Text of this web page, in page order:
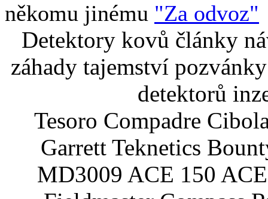
někomu jinému "Za odvoz"
Detektory kovů články
záhady tajemství
detektorů
Tesoro Compadre
Garrett Teknetics
MD3009 ACE 150